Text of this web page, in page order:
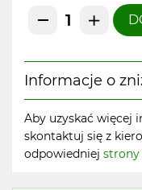
Informacje o
Aby uzyskać więcej
skontaktuj się z
odpowiedniej strony